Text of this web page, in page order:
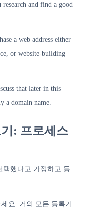
and find a good
a web address either
or website-building
that later in this
a domain name.
: 프로세스
택했다고 가정하고 등
요. 거의 모든 등록기